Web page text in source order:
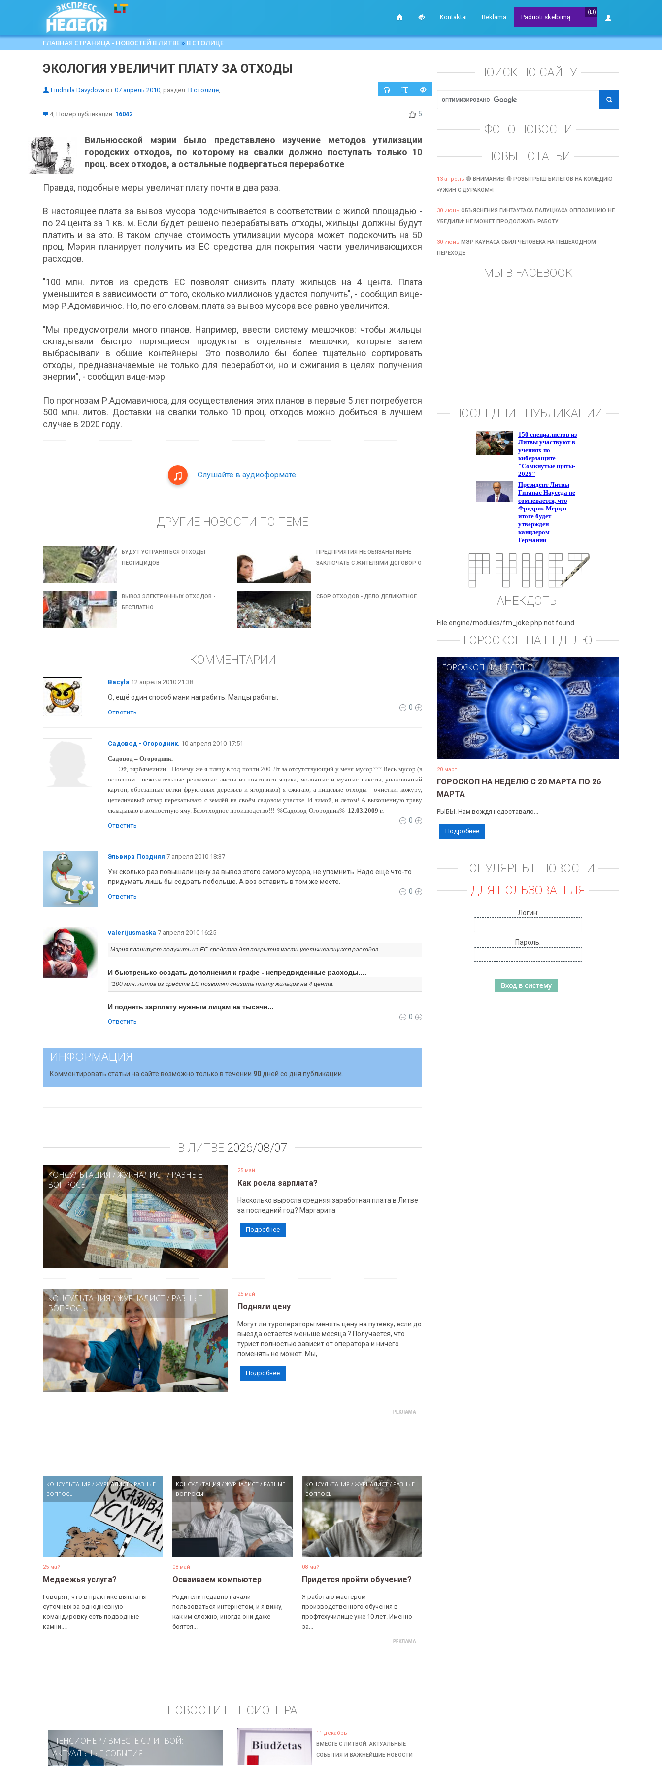
Kontaktai Reklama
(Lt)
Paduoti skelbimą
ГЛАВНАЯ СТРАНИЦА - НОВОСТЕЙ В ЛИТВЕ » В СТОЛИЦЕ
ЭКОЛОГИЯ УВЕЛИЧИТ ПЛАТУ ЗА ОТХОДЫ
Liudmila Davydova от 07 апрель 2010, раздел: В столице,
4, Номер публикации: 16042 5
Вильнюсской мэрии было представлено изучение методов утилизации
городских отходов, по которому на свалки должно поступать только 10
проц. всех отходов, а остальные подвергаться переработке
Правда, подобные меры увеличат плату почти в два раза.
В настоящее плата за вывоз мусора подсчитывается в соответствии с жилой площадью -
по 24 цента за 1 кв. м. Если будет решено перерабатывать отходы, жильцы должны будут
платить и за это. В таком случае стоимость утилизации мусора может подскочить на 50
проц. Мэрия планирует получить из ЕС средства для покрытия части увеличивающихся
расходов.
"100 млн. литов из средств ЕС позволят снизить плату жильцов на 4 цента. Плата
уменьшится в зависимости от того, сколько миллионов удастся получить", - сообщил вице-
мэр Р.Адомавичюс. Но, по его словам, плата за вывоз мусора все равно увеличится.
"Мы предусмотрели много планов. Например, ввести систему мешочков: чтобы жильцы
складывали быстро портящиеся продукты в отдельные мешочки, которые затем
выбрасывали в общие контейнеры. Это позволило бы более тщательно сортировать
отходы, предназначаемые не только для переработки, но и сжигания в целях получения
энергии", - сообщил вице-мэр.
По прогнозам Р.Адомавичюса, для осуществления этих планов в первые 5 лет потребуется
500 млн. литов. Доставки на свалки только 10 проц. отходов можно добиться в лучшем
случае в 2020 году.
Слушайте в аудиоформате.
ДРУГИЕ НОВОСТИ ПО ТЕМЕ
БУДУТ УСТРАНЯТЬСЯ ОТХОДЫ
ПЕСТИЦИДОВ
ПРЕДПРИЯТИЯ НЕ ОБЯЗАНЫ НЫНЕ
ЗАКЛЮЧАТЬ С ЖИТЕЛЯМИ ДОГОВОР О
ВЫВОЗ ЭЛЕКТРОННЫХ ОТХОДОВ -
БЕСПЛАТНО
СБОР ОТХОДОВ - ДЕЛО ДЕЛИКАТНОЕ
КОММЕНТАРИИ
Bacyla 12 апреля 2010 21:38
О, ещё один способ мани награбить. Малцы рабяты.
0
Ответить
Садовод - Огородник. 10 апреля 2010 17:51
Садовод – Огородник.
Эй, гярбямеииии... Почему же я плачу в год почти 200 Лт за отсутствующий у меня мусор??? Весь мусор (в
основном - нежелательные рекламные листы из почтового ящика, молочные и мучные пакеты, упаковочный
картон, обрезанные ветки фруктовых деревьев и ягодников) я сжигаю, а пищевые отходы - очистки, кожуру,
цепелиновый отвар перекапываю с землёй на своём садовом участке. И зимой, и летом! А выкошенную траву
складываю в компостную яму. Безотходное производство!!! %Садовод-Огородник% 12.03.2009 г.
0
Ответить
Эльвира Поздняя 7 апреля 2010 18:37
Уж сколько раз повышали цену за вывоз этого самого мусора, не упомнить. Надо ещё что-то
придумать лишь бы содрать побольше. А воз оставить в том же месте.
0
Ответить
valerijusmaska 7 апреля 2010 16:25
Мэрия планирует получить из ЕС средства для покрытия части увеличивающихся расходов.
И быстренько создать дополнения к графе - непредвиденные расходы....
"100 млн. литов из средств ЕС позволят снизить плату жильцов на 4 цента.
И поднять зарплату нужным лицам на тысячи...
0
Ответить
ИНФОРМАЦИЯ
Комментировать статьи на сайте возможно только в течении 90 дней со дня публикации.
В ЛИТВЕ 2026/08/07
КОНСУЛЬТАЦИЯ /ЖУРНАЛИСТ/РАЗНЫЕ
ВОПРОСЫ
25 май
Как росла зарплата?
Насколько выросла средняя заработная плата в Литве
за последний год? Маргарита
Подробнее
КОНСУЛЬТАЦИЯ/ЖУРНАЛИСТ/ РАЗНЫЕ
ВОПРОСЫ
25 май
Подняли цену
Могут ли туроператоры менять цену на путевку, если до
выезда остается меньше месяца ? Получается, что
турист полностью зависит от оператора и ничего
поменять не может. Мы,
Подробнее
КОНСУЛЬТАЦИЯ / ЖУРНАЛИСТ/РАЗНЫЕ
ВОПРОСЫ
25 май
Медвежья услуга?
Говорят, что в практике выплаты
суточных за однодневную
командировку есть подводные
камни....
КОНСУЛЬТАЦИЯ /ЖУРНАЛИСТ / РАЗНЫЕ
ВОПРОСЫ
08 май
Осваиваем компьютер
Родители недавно начали
пользоваться интернетом, и я вижу,
как им сложно, иногда они даже
боятся...
КОНСУЛЬТАЦИЯ /ЖУРНАЛИСТ/ РАЗНЫЕ
ВОПРОСЫ
08 май
Придется пройти обучение?
Я работаю мастером
производственного обучения в
профтехучилище уже 10 лет. Именно
за...
НОВОСТИ ПЕНСИОНЕРА
ПЕНСИОНЕР / ВМЕСТЕ С ЛИТВОЙ:
АКТУАЛЬНЫЕ СОБЫТИЯ
11 декабрь
ВМЕСТЕ С ЛИТВОЙ: АКТУАЛЬНЫЕ
СОБЫТИЯ И ВАЖНЕЙШИЕ НОВОСТИ
ПОИСК ПО САЙТУ
ФОТО НОВОСТИ
НОВЫЕ СТАТЬИ
13 апрель 🔴 ВНИМАНИЕ! 🔴 РОЗЫГРЫШ БИЛЕТОВ НА КОМЕДИЮ
«УЖИН С ДУРАКОМ»!
30 июнь ОБЪЯСНЕНИЯ ГИНТАУТАСА ПАЛУЦКАСА ОППОЗИЦИЮ НЕ
УБЕДИЛИ: НЕ МОЖЕТ ПРОДОЛЖАТЬ РАБОТУ
30 июнь МЭР КАУНАСА СБИЛ ЧЕЛОВЕКА НА ПЕШЕХОДНОМ
ПЕРЕХОДЕ
МЫ В FACEBOOK
ПОСЛЕДНИЕ ПУБЛИКАЦИИ
АНЕКДОТЫ
File engine/modules/fm_joke.php not found.
ГОРОСКОП НА НЕДЕЛЮ
ГОРОСКОП НА НЕДЕЛЮ
20 март
ГОРОСКОП НА НЕДЕЛЮ С 20 МАРТА ПО 26
МАРТА
РЫБЫ. Нам вождя недоставало...
Подробнее
ПОПУЛЯРНЫЕ НОВОСТИ
ДЛЯ ПОЛЬЗОВАТЕЛЯ
Логин:
Пароль: